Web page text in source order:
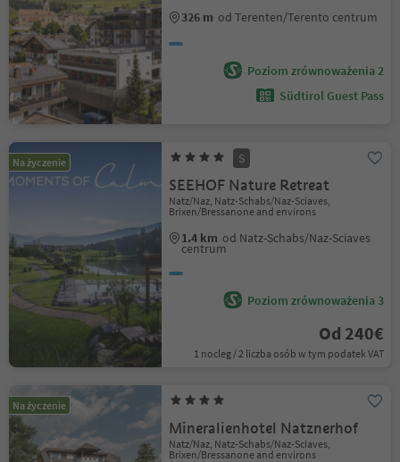
326 m od Terenten/Terento centrum
Poziom zrównoważenia 2
Südtirol Guest Pass
Na życzenie S
SEEHOF Nature Retreat
Natz/Naz, Natz-Schabs/Naz-Sciaves,
Brixen/Bressanone and environs
1.4 km od Natz-Schabs/Naz-Sciaves
centrum
Poziom zrównoważenia 3
Od 240€
1 nocleg / 2 liczba osób w tym podatek VAT
Na życzenie
Mineralienhotel Natznerhof
Natz/Naz, Natz-Schabs/Naz-Sciaves,
Brixen/Bressanone and environs